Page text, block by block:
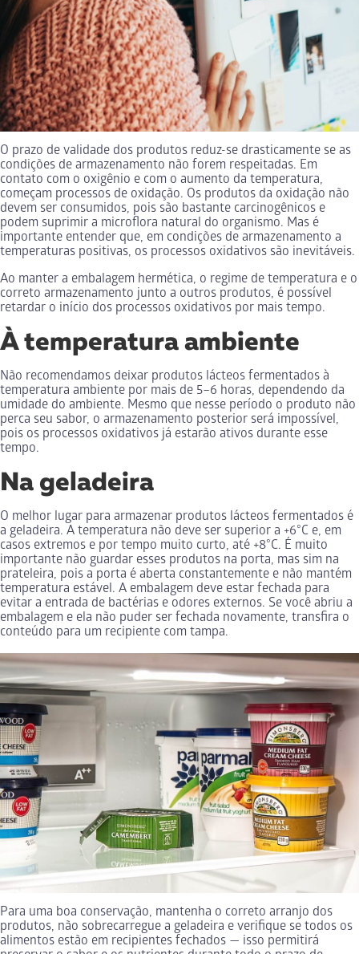
O prazo de validade dos produtos reduz-se drasticamente se as
condições de armazenamento não forem respeitadas. Em
contato com o oxigênio e com o aumento da temperatura,
começam processos de oxidação. Os produtos da oxidação não
devem ser consumidos, pois são bastante carcinogênicos e
podem suprimir a microflora natural do organismo. Mas é
importante entender que, em condições de armazenamento a
temperaturas positivas, os processos oxidativos são inevitáveis.
Ao manter a embalagem hermética, o regime de temperatura e o
correto armazenamento junto a outros produtos, é possível
retardar o início dos processos oxidativos por mais tempo.
À temperatura ambiente
Não recomendamos deixar produtos lácteos fermentados à
temperatura ambiente por mais de 5–6 horas, dependendo da
umidade do ambiente. Mesmo que nesse período o produto não
perca seu sabor, o armazenamento posterior será impossível,
pois os processos oxidativos já estarão ativos durante esse
tempo.
Na geladeira
O melhor lugar para armazenar produtos lácteos fermentados é
a geladeira. A temperatura não deve ser superior a +6°C e, em
casos extremos e por tempo muito curto, até +8°C. É muito
importante não guardar esses produtos na porta, mas sim na
prateleira, pois a porta é aberta constantemente e não mantém
temperatura estável. A embalagem deve estar fechada para
evitar a entrada de bactérias e odores externos. Se você abriu a
embalagem e ela não puder ser fechada novamente, transfira o
conteúdo para um recipiente com tampa.
Para uma boa conservação, mantenha o correto arranjo dos
produtos, não sobrecarregue a geladeira e verifique se todos os
alimentos estão em recipientes fechados — isso permitirá